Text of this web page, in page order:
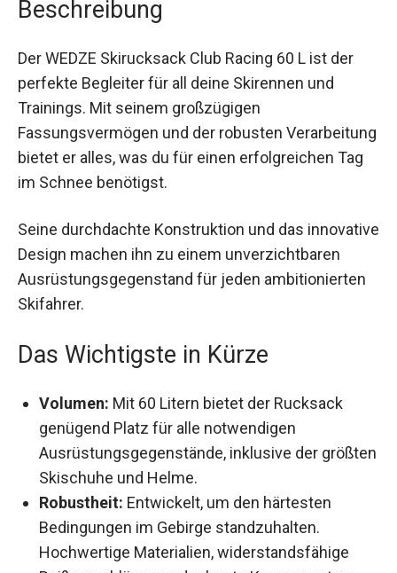
Beschreibung
Der WEDZE Skirucksack Club Racing 60 L ist der
perfekte Begleiter für all deine Skirennen und
Trainings. Mit seinem großzügigen
Fassungsvermögen und der robusten
Verarbeitung bietet er alles, was du für einen
erfolgreichen Tag im Schnee benötigst.
Seine durchdachte Konstruktion und das
innovative Design machen ihn zu einem
unverzichtbaren Ausrüstungsgegenstand für
jeden ambitionierten Skifahrer.
Das Wichtigste in Kürze
Volumen: Mit 60 Litern bietet der Rucksack
genügend Platz für alle notwendigen
Ausrüstungsgegenstände, inklusive der
größten Skischuhe und Helme.
Robustheit: Entwickelt, um den härtesten
Bedingungen im Gebirge standzuhalten.
Hochwertige Materialien, widerstandsfähige